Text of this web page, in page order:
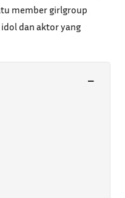
member girlgroup
dan aktor yang
−